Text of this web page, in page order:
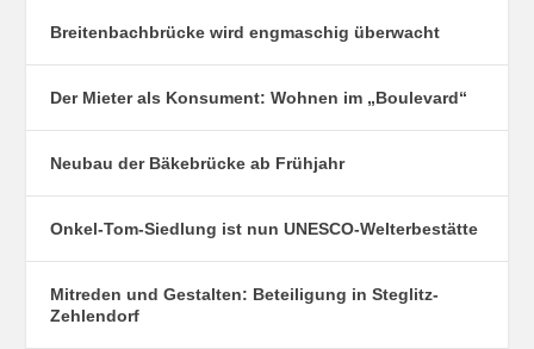
Breitenbachbrücke wird engmaschig überwacht
Der Mieter als Konsument: Wohnen im „Boulevard“
Neubau der Bäkebrücke ab Frühjahr
Onkel-Tom-Siedlung ist nun UNESCO-Welterbestätte
Mitreden und Gestalten: Beteiligung in Steglitz-
Zehlendorf